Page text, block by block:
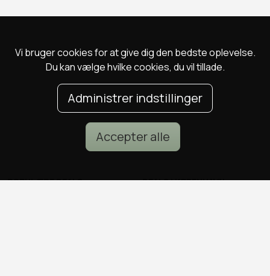
Vi bruger cookies for at give dig den bedste oplevelse.
Du kan vælge hvilke cookies, du vil tillade.
Administrer indstillinger
Accepter alle
POPULÆRE DEALS DEALS I KØBENHAVN